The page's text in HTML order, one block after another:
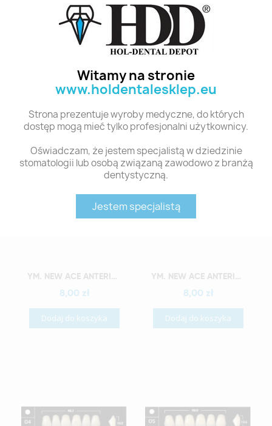
Witamy na stronie
www.holdentalesklep.eu
Strona prezentuje wyroby medyczne, do których
dostęp mogą mieć tylko profesjonalni użytkownicy.
Oświadczam, że jestem specjalistą w dziedzinie
stomatologii lub osobą związaną zawodowo z branżą
dentystyczną.
Jestem specjalistą
A3,5 SS2 6
Polecane produkty z tej kategorii
Szybki podgląd YM. NEW ACE ANTERIOR - AKRYLOWE ZĘBY SZTUCZNE - A3,5-O2
8,00 zł
Dodaj do koszyka
Szybki podgląd YM. NEW ACE ANTERIOR - AKRYLOWE ZĘBY SZTUCZNE - A3,5-O3
8,00 zł
Dodaj do koszyka